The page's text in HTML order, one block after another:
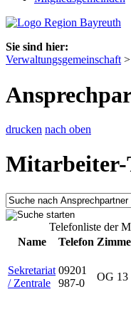
Sie sind hier:
Verwaltungsgemeinschaft >
drucken nach oben
Mitarbeiter-
Telefonliste der
Name
Telefon
Sekretariat
/ Zentrale
09201
987-0
OG 13